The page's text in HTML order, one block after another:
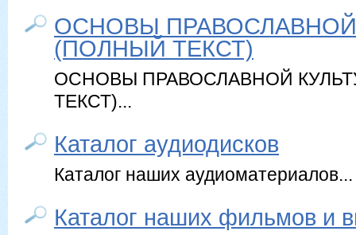
ОСНОВЫ ПРАВОСЛАВНОЙ
(ПОЛНЫЙ ТЕКСТ)
ОСНОВЫ ПРАВОСЛАВНОЙ
ТЕКСТ)...
Каталог аудиодисков
Каталог наших аудиоматериалов...
Каталог наших фильмов и